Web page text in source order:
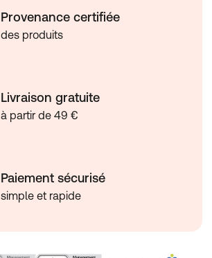
Provenance certifiée
des produits
Livraison gratuite
à partir de 49 €
Paiement sécurisé
simple et rapide